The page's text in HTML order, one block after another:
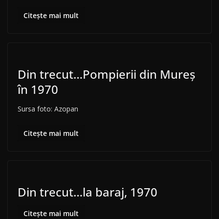
Citește mai mult
Din trecut…Pompierii din Mureș
în 1970
Sursa foto: Azopan
Citește mai mult
Din trecut…la baraj, 1970
Citește mai mult